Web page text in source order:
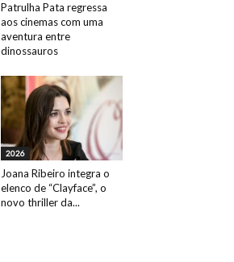
Patrulha Pata regressa
aos cinemas com uma
aventura entre
dinossauros
2026
Joana Ribeiro integra o
elenco de “Clayface”, o
novo thriller da...